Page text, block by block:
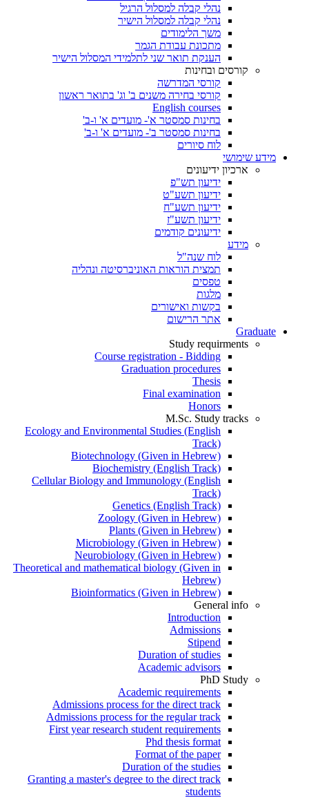
נהלי קבלה למסלול הרגיל
נהלי קבלה למסלול הישיר
משך הלימודים
מתכונת עבודת הגמר
הענקת תואר שני לתלמידי המסלול הישיר
קורסים ובחינות
קורסי המדרשה
קורסי בחירה משנים ב' וג' בתואר ראשון
English courses
בחינות סמסטר א'- מועדים א' ו-ב'
בחינות סמסטר ב'- מועדים א' ו-ב'
לוח סיורים
מידע שימושי
ארכיון ידיעונים
ידיעון תש"פ
ידיעון תשע"ט
ידיעון תשע"ח
ידיעון תשע"ז
ידיעונים קודמים
מידע
לוח שנה"ל
תמצית הוראות האוניברסיטה ונהליה
טפסים
מלגות
בקשות ואישורים
אתר הרישום
Graduate
Study requirments
Course registration - Bidding
Graduation procedures
Thesis
Final examination
Honors
M.Sc. Study tracks
Ecology and Environmental Studies (English
Track)
Biotechnology (Given in Hebrew)
Biochemistry (English Track)
Cellular Biology and Immunology (English
Track)
Genetics (English Track)
Zoology (Given in Hebrew)
Plants (Given in Hebrew)
Microbiology (Given in Hebrew)
Neurobiology (Given in Hebrew)
Theoretical and mathematical biology (Given in
Hebrew)
Bioinformatics (Given in Hebrew)
General info
Introduction
Admissions
Stipend
Duration of studies
Academic advisors
PhD Study
Academic requirements
Admissions process for the direct track
Admissions process for the regular track
First year research student requirements
Phd thesis format
Format of the paper
Duration of the studies
Granting a master's degree to the direct track
students